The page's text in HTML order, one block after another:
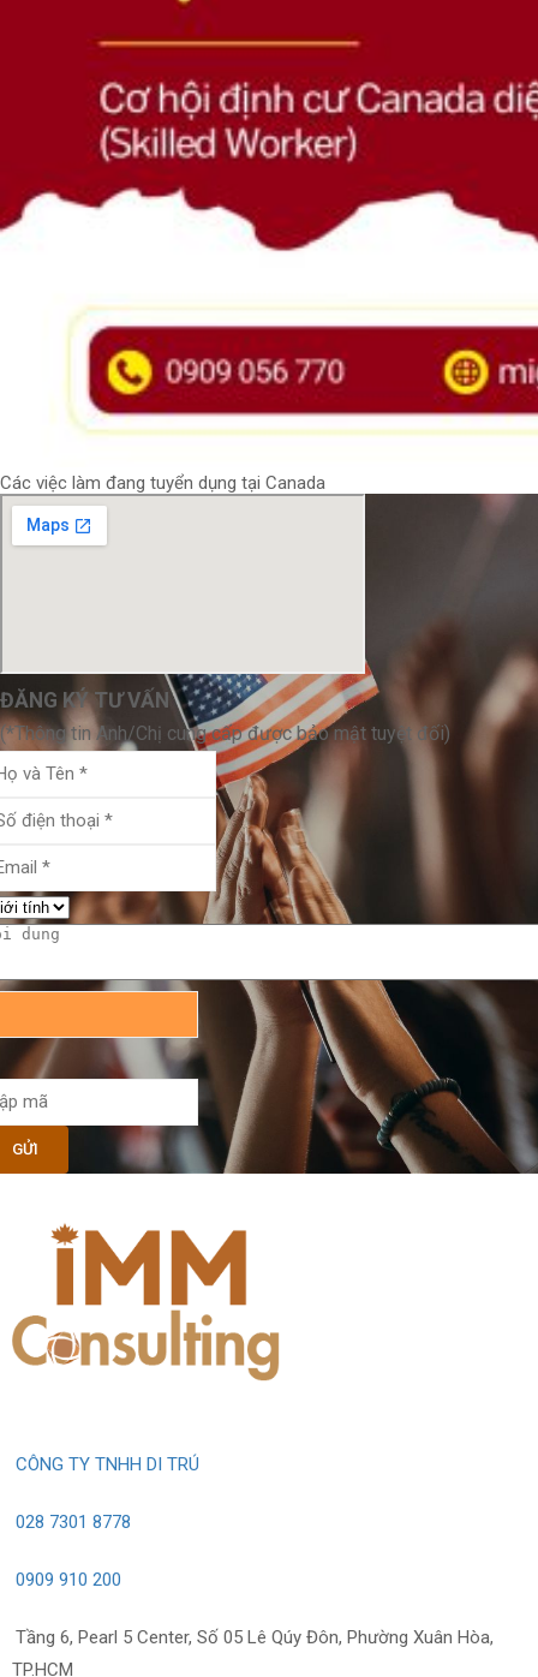
Các việc làm đang tuyển dụng tại Canada
ĐĂNG KÝ TƯ VẤN
(*Thông tin Anh/Chị cung cấp được bảo mật tuyệt đối)
CÔNG TY TNHH DI TRÚ
028 7301 8778
0909 910 200
Tầng 6, Pearl 5 Center, Số 05 Lê Qúy Đôn, Phường Xuân Hòa,
TP.HCM